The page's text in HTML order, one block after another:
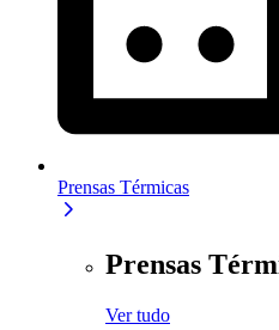
Prensas Térmicas
Prensas
Ver tudo